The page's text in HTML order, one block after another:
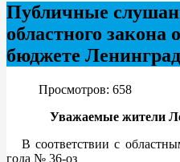
Публичные
областного закона
бюджете
Просмотров: 658
Уважаемые жители
В соответствии с
года № 36-оз